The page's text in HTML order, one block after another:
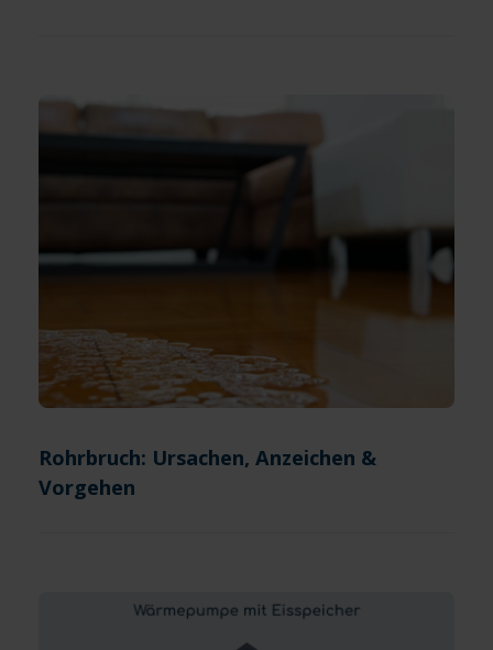
Rohrbruch: Ursachen, Anzeichen &
Vorgehen